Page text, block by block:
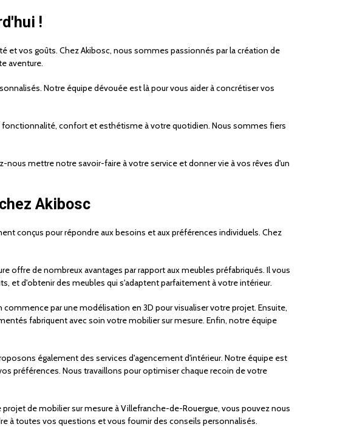
!
vos goûts. Chez Akibosc, nous sommes passionnés par la création de
aventure.
Notre équipe dévouée est là pour vous aider à concrétiser vos
fonctionnalité, confort et esthétisme à votre quotidien. Nous sommes fiers
mettre notre savoir-faire à votre service et donner vie à vos rêves d'un
Akibosc
conçus pour répondre aux besoins et aux préférences individuels. Chez
offre de nombreux avantages par rapport aux meubles préfabriqués. Il vous
et d'obtenir des meubles qui s'adaptent parfaitement à votre intérieur.
commence par une modélisation en 3D pour visualiser votre projet. Ensuite,
fabriquent avec soin votre mobilier sur mesure. Enfin, notre équipe
également des services d'agencement d'intérieur. Notre équipe est
préférences. Nous travaillons pour optimiser chaque recoin de votre
projet de mobilier sur mesure à Villefranche-de-Rouergue, vous pouvez nous
à toutes vos questions et vous fournir des conseils personnalisés.